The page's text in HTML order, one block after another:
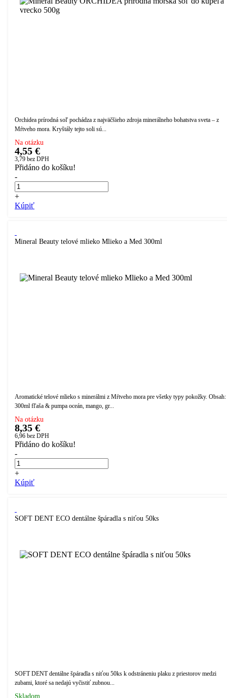
Orchidea prírodná soľ pochádza z najväčšieho zdroja minerálneho bohatstva sveta – z
Mŕtveho mora. Kryštály tejto soli sú...
Na otázku
4,55 €
3,79 bez DPH
Přidáno do košíku!
-
+
Kúpiť
Mineral Beauty telové mlieko Mlieko a Med 300ml
Aromatické telové mlieko s minerálmi z Mŕtveho mora pre všetky typy pokožky. Obsah:
300ml fľaša & pumpa oceán, mango, gr...
Na otázku
8,35 €
6,96 bez DPH
Přidáno do košíku!
-
+
Kúpiť
SOFT DENT ECO dentálne špáradla s niťou 50ks
SOFT DENT dentálne špáradla s niťou 50ks k odstráneniu plaku z priestorov medzi
zubami, ktoré sa nedajú vyčistiť zubnou...
Skladom